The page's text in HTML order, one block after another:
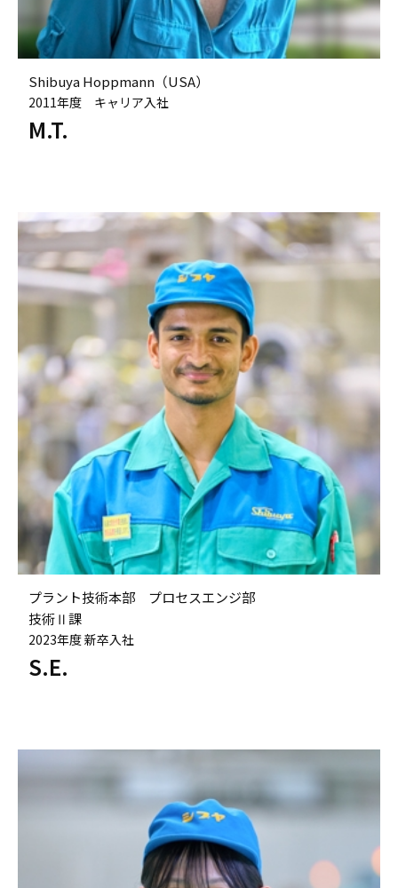
Shibuya Hoppmann（USA）
2011年度 キャリア入社
M.T.
プラント技術本部 プロセスエンジ部
技術Ⅱ課
2023年度 新卒入社
S.E.